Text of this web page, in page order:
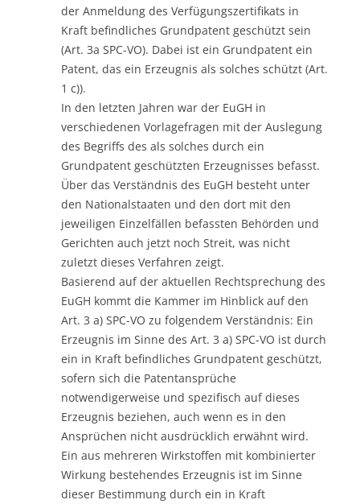
der Anmeldung des Verfügungszertifikats in
Kraft befindliches Grundpatent geschützt sein
(Art. 3a SPC-VO). Dabei ist ein Grundpatent ein
Patent, das ein Erzeugnis als solches schützt (Art.
1 c)).
In den letzten Jahren war der EuGH in
verschiedenen Vorlagefragen mit der Auslegung
des Begriffs des als solches durch ein
Grundpatent geschützten Erzeugnisses befasst.
Über das Verständnis des EuGH besteht unter
den Nationalstaaten und den dort mit den
jeweiligen Einzelfällen befassten Behörden und
Gerichten auch jetzt noch Streit, was nicht
zuletzt dieses Verfahren zeigt.
Basierend auf der aktuellen Rechtsprechung des
EuGH kommt die Kammer im Hinblick auf den
Art. 3 a) SPC-VO zu folgendem Verständnis: Ein
Erzeugnis im Sinne des Art. 3 a) SPC-VO ist durch
ein in Kraft befindliches Grundpatent geschützt,
sofern sich die Patentansprüche
notwendigerweise und spezifisch auf dieses
Erzeugnis beziehen, auch wenn es in den
Ansprüchen nicht ausdrücklich erwähnt wird.
Ein aus mehreren Wirkstoffen mit kombinierter
Wirkung bestehendes Erzeugnis ist im Sinne
dieser Bestimmung durch ein in Kraft